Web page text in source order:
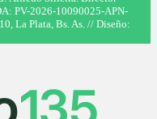
PV-2026-10090025-APN-
La Plata, Bs. As. // Diseño: